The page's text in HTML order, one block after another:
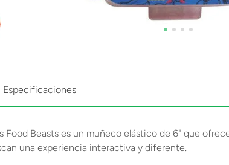
Especificaciones
Food Beasts es un muñeco elástico de 6" que
una experiencia interactiva y diferente.